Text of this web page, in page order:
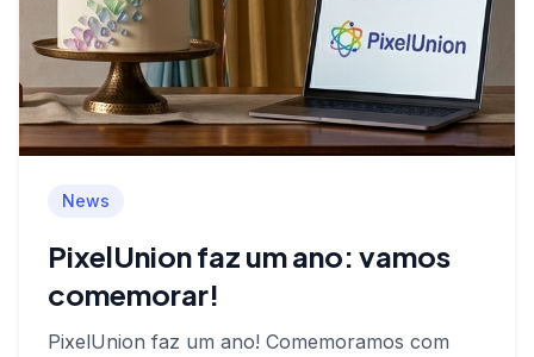
News
PixelUnion faz um ano: vamos
comemorar!
PixelUnion faz um ano! Comemoramos com